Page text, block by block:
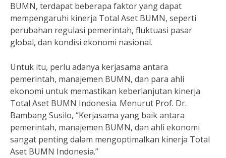
BUMN, terdapat beberapa faktor yang dapat
mempengaruhi kinerja Total Aset BUMN, seperti
perubahan regulasi pemerintah, fluktuasi pasar
global, dan kondisi ekonomi nasional.
Untuk itu, perlu adanya kerjasama antara
pemerintah, manajemen BUMN, dan para ahli
ekonomi untuk memastikan keberlanjutan kinerja
Total Aset BUMN Indonesia. Menurut Prof. Dr.
Bambang Susilo, “Kerjasama yang baik antara
pemerintah, manajemen BUMN, dan ahli ekonomi
sangat penting dalam mengoptimalkan kinerja Total
Aset BUMN Indonesia.”